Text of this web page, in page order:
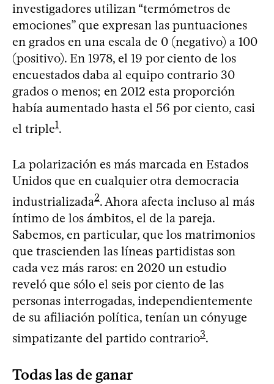
investigadores utilizan “termómetros de
emociones” que expresan las puntuaciones
en grados en una escala de 0 (negativo) a 100
(positivo). En 1978, el 19 por ciento de los
encuestados daba al equipo contrario 30
grados o menos; en 2012 esta proporción
había aumentado hasta el 56 por ciento, casi
el triple1.
La polarización es más marcada en Estados
Unidos que en cualquier otra democracia
industrializada2. Ahora afecta incluso al más
íntimo de los ámbitos, el de la pareja.
Sabemos, en particular, que los matrimonios
que trascienden las líneas partidistas son
cada vez más raros: en 2020 un estudio
reveló que sólo el seis por ciento de las
personas interrogadas, independientemente
de su afiliación política, tenían un cónyuge
simpatizante del partido contrario3.
Todas las de ganar